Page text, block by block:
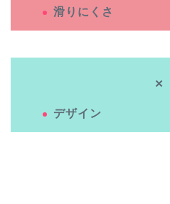
滑りにくさ
×
デザイン